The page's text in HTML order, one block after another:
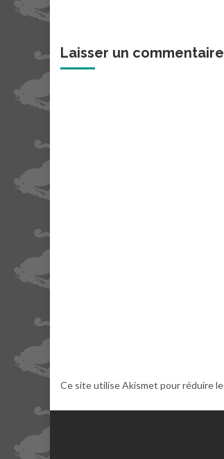
Laisser un commentaire
Ce site utilise Akismet pour réduire